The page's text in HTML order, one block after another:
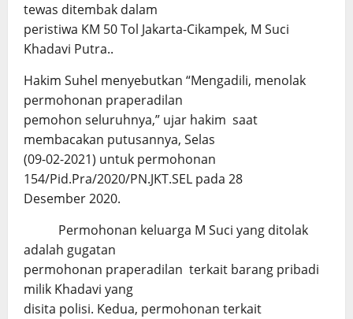
tewas ditembak dalam
peristiwa KM 50 Tol Jakarta-Cikampek, M Suci
Khadavi Putra..
Hakim Suhel menyebutkan “Mengadili, menolak
permohonan praperadilan
pemohon seluruhnya,” ujar hakim saat
membacakan putusannya, Selas
(09-02-2021) untuk permohonan
154/Pid.Pra/2020/PN.JKT.SEL pada 28
Desember 2020.
Permohonan keluarga M Suci yang ditolak
adalah gugatan
permohonan praperadilan terkait barang pribadi
milik Khadavi yang
disita polisi. Kedua, permohonan terkait